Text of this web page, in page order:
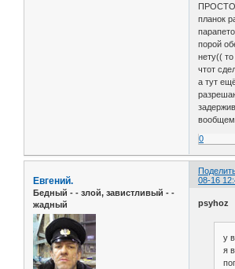
ПРОСТО
планок
порой
нету((
чтот
а тут
0
08-16
Евгений.
Бедный - - злой, завистливый - -
жадный
psyhoz
у
я